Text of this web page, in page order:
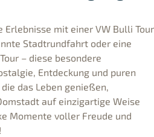
Erlebnisse mit einer VW Bulli Tour
Stadtrundfahrt oder eine
– diese besondere
Entdeckung und puren
das Leben genießen,
auf einzigartige Weise
Momente voller Freude und